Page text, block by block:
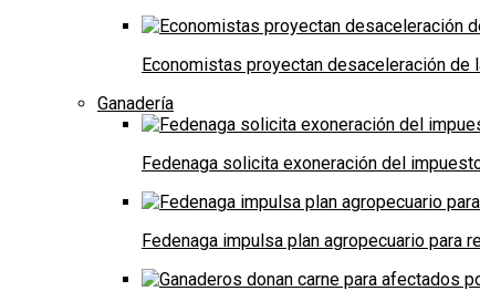
Economistas proyectan desaceleración de
Ganadería
Fedenaga solicita exoneración del
Fedenaga impulsa plan agropecuario para